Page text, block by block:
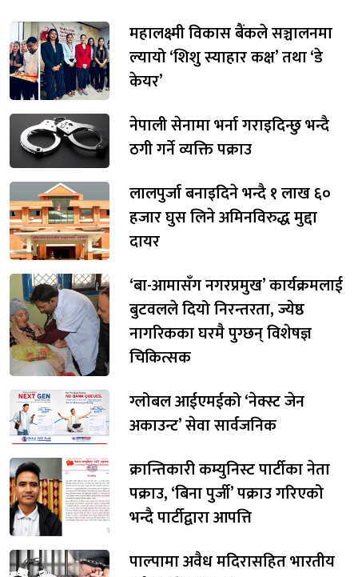
महालक्ष्मी विकास बैंकले सञ्चालनमा
ल्यायो ‘शिशु स्याहार कक्ष’ तथा ‘डे
केयर’
नेपाली सेनामा भर्ना गराइदिन्छु भन्दै
ठगी गर्ने व्यक्ति पक्राउ
लालपुर्जा बनाइदिने भन्दै १ लाख ६०
हजार घुस लिने अमिनविरुद्ध मुद्दा
दायर
‘बा-आमासँग नगरप्रमुख’ कार्यक्रमलाई
बुटवलले दियो निरन्तरता, ज्येष्ठ
नागरिकका घरमै पुग्छन् विशेषज्ञ
चिकित्सक
ग्लोबल आईएमईको ‘नेक्स्ट जेन
अकाउन्ट’ सेवा सार्वजनिक
क्रान्तिकारी कम्युनिस्ट पार्टीका नेता
पक्राउ, ‘बिना पुर्जी’ पक्राउ गरिएको
भन्दै पार्टीद्वारा आपत्ति
पाल्पामा अवैध मदिरासहित भारतीय